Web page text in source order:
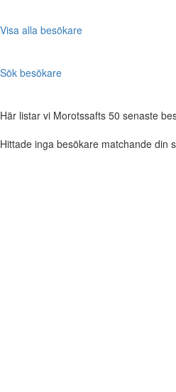
Visa alla besökare
Sök besökare
Här listar vi Morotssafts 50 senaste
Hittade inga besökare matchande din